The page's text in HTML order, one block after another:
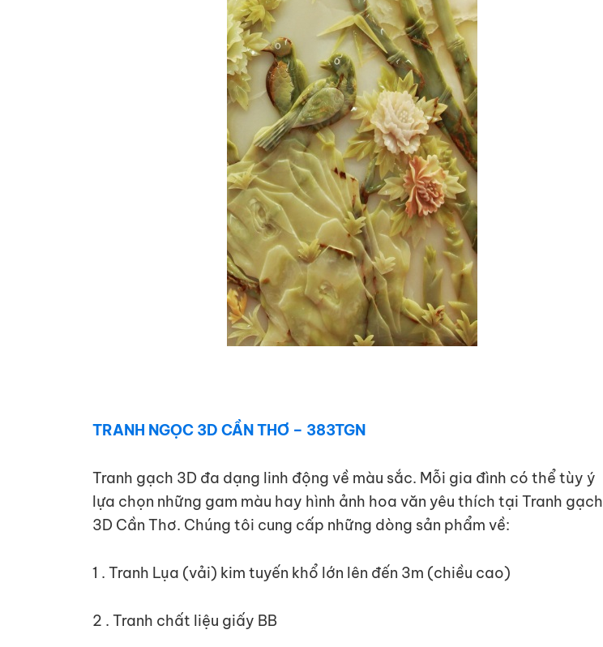
TRANH NGỌC 3D CẦN THƠ – 383TGN
Tranh gạch 3D đa dạng linh động về màu sắc. Mỗi gia đình có thể tùy ý
lựa chọn những gam màu hay hình ảnh hoa văn yêu thích tại Tranh gạch
3D Cần Thơ. Chúng tôi cung cấp những dòng sản phẩm về:
1 . Tranh Lụa (vải) kim tuyến khổ lớn lên đến 3m (chiều cao)
2 . Tranh chất liệu giấy BB